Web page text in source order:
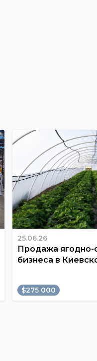
25.06.26
Продажа
бизнеса в
$275 000